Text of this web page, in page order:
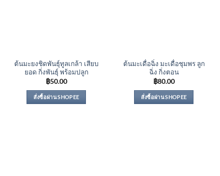
ต้นมะยงชิดพันธุ์ทูลเกล้า เสียบ
ยอด กิ่งพันธุ์ พร้อมปลูก
฿50.00
สั่งซื้อผ่าน SHOPEE
ต้นมะเดื่อฉิ่ง มะเดื่อชุมพร ลูก
ฉิ่ง กิ่งตอน
฿80.00
สั่งซื้อผ่าน SHOPEE